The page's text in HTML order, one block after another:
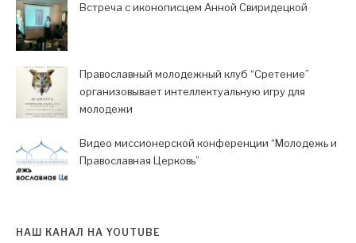
Встреча с иконописцем Анной Свиридецкой
Православный молодежный клуб “Сретение”
организовывает интеллектуальную игру для
молодежи
Видео миссионерской конференции “Молодежь и
Православная Церковь”
НАШ КАНАЛ НА YOUTUBE